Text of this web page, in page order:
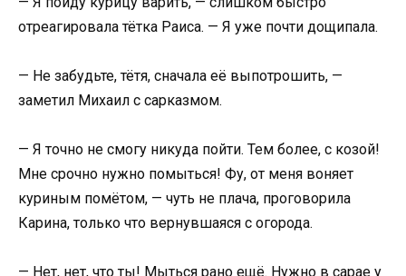
отреагировала тётка Раиса. — Я уже почти дощипала.
— Не забудьте, тётя, сначала её выпотрошить, —
заметил Михаил с сарказмом.
— Я точно не смогу никуда пойти. Тем более, с козой!
Мне срочно нужно помыться! Фу, от меня воняет
куриным помётом, — чуть не плача, проговорила
Карина, только что вернувшаяся с огорода.
— Нет, нет, что ты! Мыться рано ещё. Нужно в сарае у